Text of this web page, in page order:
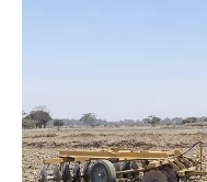
ရိတ်သိမ်း